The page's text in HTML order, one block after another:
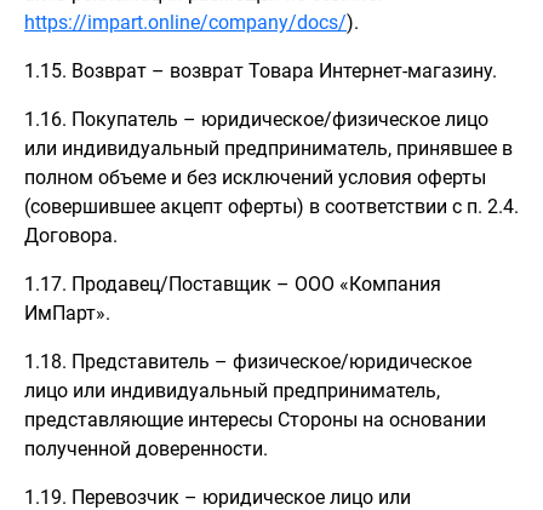
https://impart.online/company/docs/).
1.15. Возврат – возврат Товара Интернет-магазину.
1.16. Покупатель – юридическое/физическое лицо
или индивидуальный предприниматель, принявшее в
полном объеме и без исключений условия оферты
(совершившее акцепт оферты) в соответствии с п. 2.4.
Договора.
1.17. Продавец/Поставщик – ООО «Компания
ИмПарт».
1.18. Представитель – физическое/юридическое
лицо или индивидуальный предприниматель,
представляющие интересы Стороны на основании
полученной доверенности.
1.19. Перевозчик – юридическое лицо или